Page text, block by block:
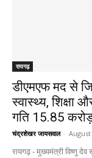
रायगढ़
डीएमएफ मद से
स्वास्थ्य, शिक्षा
गति 15.85
चंद्रशेखर जायसवाल - August
रायगढ़ - मुख्यमंत्री विष्णु